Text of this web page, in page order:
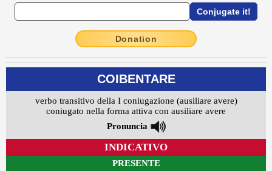
Donation
COIBENTARE
verbo transitivo della I coniugazione (ausiliare avere)
coniugato nella forma attiva con ausiliare avere
Pronuncia
INDICATIVO
PRESENTE